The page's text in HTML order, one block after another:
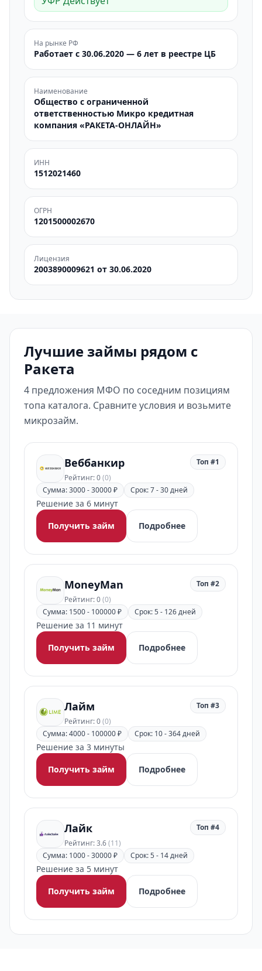
На рынке РФ
Работает с 30.06.2020 — 6 лет в реестре ЦБ
Наименование
Общество с ограниченной
ответственностью Микро кредитная
компания «РАКЕТА-ОНЛАЙН»
ИНН
1512021460
ОГРН
1201500002670
Лицензия
2003890009621 от 30.06.2020
Лучшие займы рядом с
Ракета
4 предложения МФО по соседним позициям
топа каталога. Сравните условия и возьмите
микрозайм.
Веббанкир
Рейтинг: 0(0)
Топ #1
Сумма: 3000 - 30000 ₽ Срок: 7 - 30 дней
Решение за 6 минут
Получить займ
Подробнее
MoneyMan
Рейтинг: 0(0)
Топ #2
Сумма: 1500 - 100000 ₽ Срок: 5 - 126 дней
Решение за 11 минут
Получить займ
Подробнее
Лайм
Рейтинг: 0(0)
Топ #3
Сумма: 4000 - 100000 ₽ Срок: 10 - 364 дней
Решение за 3 минуты
Получить займ
Подробнее
Лайк
Рейтинг: 3.6(11)
Топ #4
Сумма: 1000 - 30000 ₽ Срок: 5 - 14 дней
Решение за 5 минут
Получить займ
Подробнее